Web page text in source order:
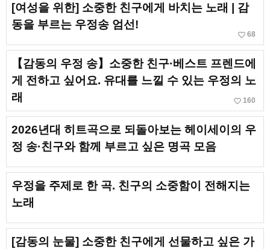
[여성을 위한] 소중한 친구에게 바치는 노래 | 감
동을 부르는 우정송 엄선!
favorite_border 68
【감동의 우정 송】소중한 친구·베스트 프렌드에
게 전하고 싶어요. 유대를 느낄 수 있는 우정의 노
래
favorite_border 160
2026년대 히트곡으로 되돌아보는 헤이세이의 우
정 송·친구와 함께 부르고 싶은 명곡 모음
우정을 주제로 한 곡. 친구의 소중함이 전해지는
노래
[감동의 눈물] 소중한 친구에게 선물하고 싶은 가